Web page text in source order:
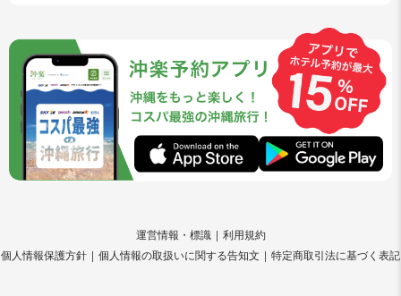
運営情報・標識
利用規約
個人情報保護方針
個人情報の取扱いに関する告知文 特定商取引法に基づく表記